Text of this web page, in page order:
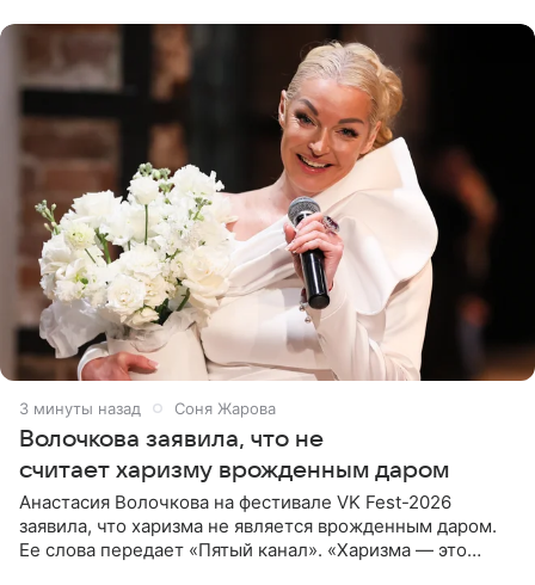
3 минуты назад Соня Жарова
Волочкова заявила, что не
считает харизму врожденным даром
Анастасия Волочкова на фестивале VK Fest-2026
заявила, что харизма не является врожденным даром.
Ее слова передает «Пятый канал». «Харизма — это